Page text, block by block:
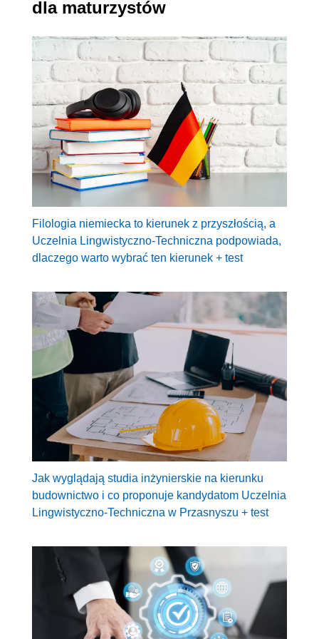
dla maturzystów
Filologia niemiecka to kierunek z przyszłością, a
Uczelnia Lingwistyczno-Techniczna podpowiada,
dlaczego warto wybrać ten kierunek + test
Jak wyglądają studia inżynierskie na kierunku
budownictwo i co proponuje kandydatom Uczelnia
Lingwistyczno-Techniczna w Przasnyszu + test